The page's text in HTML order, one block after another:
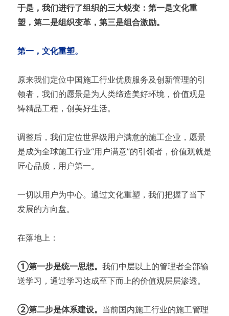
于是，我们进行了组织的三大蜕变：第一是文化重
塑，第二是组织变革，第三是组合激励。
第一，文化重塑。
原来我们定位中国施工行业优质服务及创新管理的引
领者，我们的愿景是为人类缔造美好环境，价值观是
铸精品工程，创美好生活。
调整后，我们定位世界级用户满意的施工企业，愿景
是成为全球施工行业“用户满意”的引领者，价值观就是
匠心品质，用户第一。
一切以用户为中心。通过文化重塑，我们把握了当下
发展的方向盘。
在落地上：
①第一步是统一思想。 我们中层以上的管理者全部输
送学习，通过学习达成至下而上的价值观层层渗透。
②第二步是体系建设。 当前国内施工行业的施工管理